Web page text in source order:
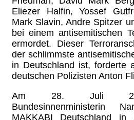
Eliezer Halfin, Yossef
Mark Slavin, Andre Spitzer
bei einem antisemitischen
ermordet. Dieser
der schlimmste
in Deutschland ist, forderte
deutschen Polizisten Anton
Am 28. Juli
Bundesinnenministerin
MAKKABI Deutschland